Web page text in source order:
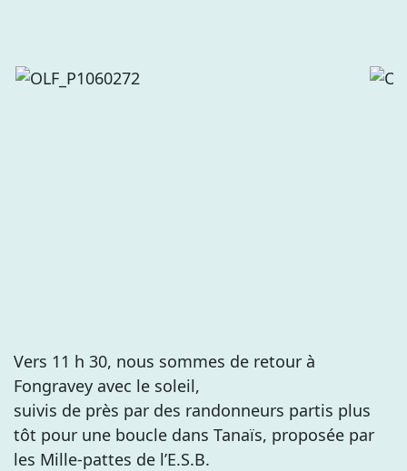
Vers 11 h 30, nous sommes de retour à
Fongravey avec le soleil,
suivis de près par des randonneurs partis plus
tôt pour une boucle dans Tanaïs, proposée par
les Mille-pattes de l’E.S.B.